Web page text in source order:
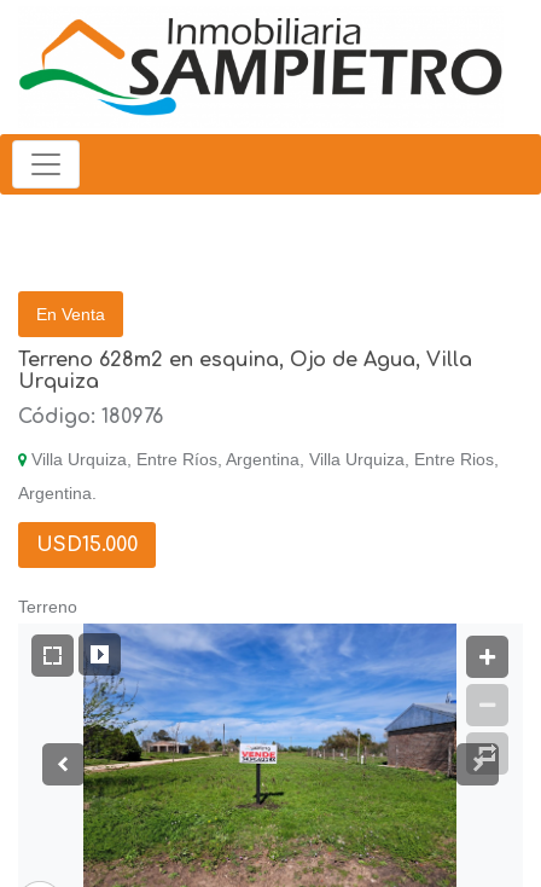
En Venta
Terreno 628m2 en esquina, Ojo de Agua, Villa
Urquiza
Código: 180976
Villa Urquiza, Entre Ríos, Argentina, Villa Urquiza, Entre Rios,
Argentina.
USD15.000
Terreno